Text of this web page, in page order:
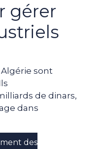
gérer
sont
de dinars,
dans
des